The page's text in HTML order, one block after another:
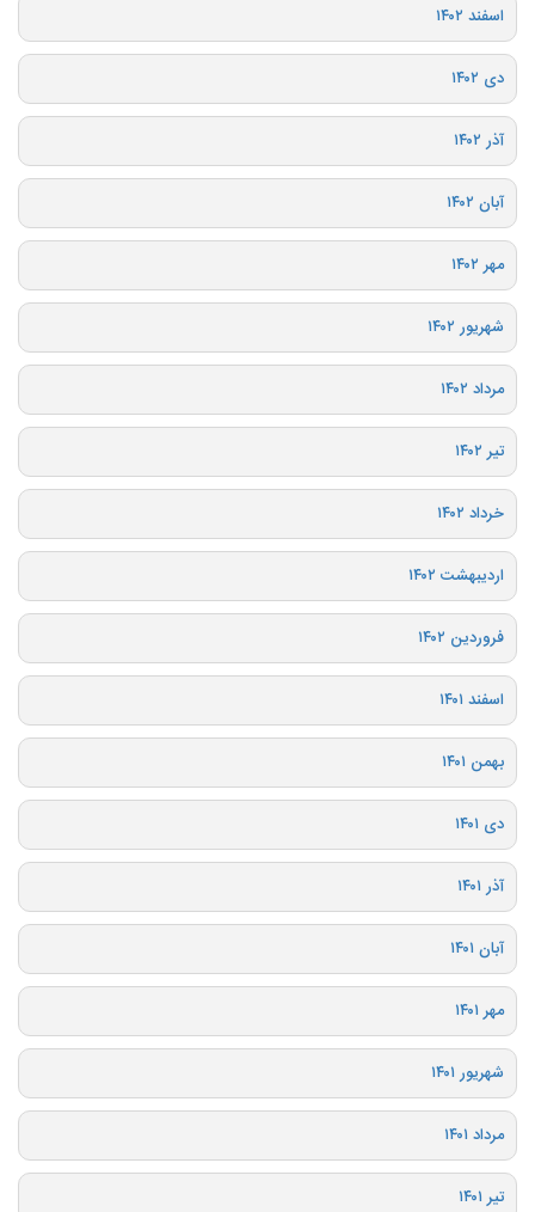
اسفند ۱۴۰۲
دی ۱۴۰۲
آذر ۱۴۰۲
آبان ۱۴۰۲
مهر ۱۴۰۲
شهریور ۱۴۰۲
مرداد ۱۴۰۲
تیر ۱۴۰۲
خرداد ۱۴۰۲
اردیبهشت ۱۴۰۲
فروردین ۱۴۰۲
اسفند ۱۴۰۱
بهمن ۱۴۰۱
دی ۱۴۰۱
آذر ۱۴۰۱
آبان ۱۴۰۱
مهر ۱۴۰۱
شهریور ۱۴۰۱
مرداد ۱۴۰۱
تیر ۱۴۰۱